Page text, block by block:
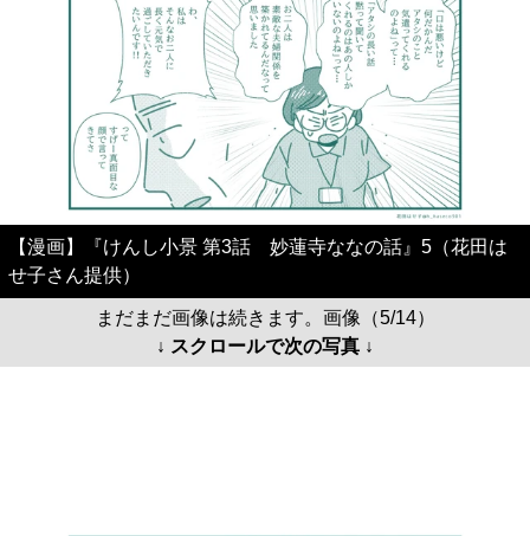
【漫画】『けんし小景 第3話 妙蓮寺ななの話』5（花田は
せ子さん提供）
まだまだ画像は続きます。画像（5/14）
↓ スクロールで次の写真 ↓